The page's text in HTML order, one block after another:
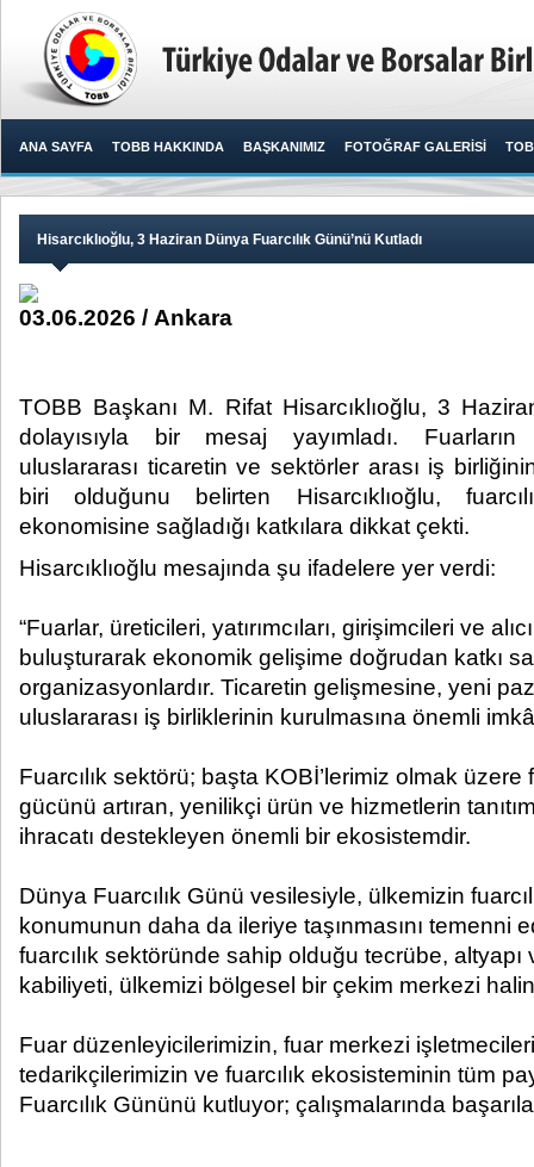
ANA SAYFA TOBB HAKKINDA BAŞKANIMIZ FOTOĞRAF GALERİSİ
Hisarcıklıoğlu, 3 Haziran Dünya Fuarcılık Günü’nü Kutladı
03.06.2026 / Ankara
TOBB Başkanı M. Rifat Hisarcıklıoğlu, 3
dolayısıyla bir mesaj yayımladı.
uluslararası ticaretin ve sektörler arası iş
biri olduğunu belirten Hisarcıklıoğlu,
ekonomisine sağladığı katkılara dikkat çekti.​
Hisarcıklıoğlu mesajında şu ifadelere yer verdi:
“Fuarlar, üreticileri, yatırımcıları, girişimcileri ve
buluşturarak ekonomik gelişime doğrudan katkı
organizasyonlardır. Ticaretin gelişmesine, yeni
uluslararası iş birliklerinin kurulmasına önemli
Fuarcılık sektörü; başta KOBİ’lerimiz olmak üzere
gücünü artıran, yenilikçi ürün ve hizmetlerin
ihracatı destekleyen önemli bir ekosistemdir.
Dünya Fuarcılık Günü vesilesiyle, ülkemizin
konumunun daha da ileriye taşınmasını temenni
fuarcılık sektöründe sahip olduğu tecrübe,
kabiliyeti, ülkemizi bölgesel bir çekim merkezi
Fuar düzenleyicilerimizin, fuar merkezi
tedarikçilerimizin ve fuarcılık ekosisteminin tüm
Fuarcılık Gününü kutluyor; çalışmalarında